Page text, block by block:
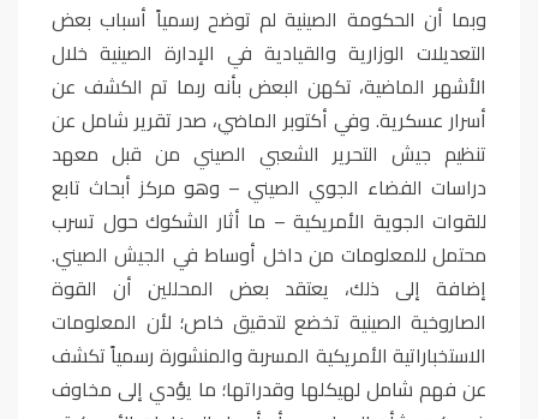
وبما أن الحكومة الصينية لم توضح رسمياً أسباب بعض
التعديلات الوزارية والقيادية في الإدارة الصينية خلال
الأشهر الماضية، تكهن البعض بأنه ربما تم الكشف عن
أسرار عسكرية. وفي أكتوبر الماضي، صدر تقرير شامل عن
تنظيم جيش التحرير الشعبي الصيني من قبل معهد
دراسات الفضاء الجوي الصيني – وهو مركز أبحاث تابع
للقوات الجوية الأمريكية – ما أثار الشكوك حول تسرب
محتمل للمعلومات من داخل أوساط في الجيش الصيني.
إضافة إلى ذلك، يعتقد بعض المحللين أن القوة
الصاروخية الصينية تخضع لتدقيق خاص؛ لأن المعلومات
الاستخباراتية الأمريكية المسربة والمنشورة رسمياً تكشف
عن فهم شامل لهيكلها وقدراتها؛ ما يؤدي إلى مخاوف